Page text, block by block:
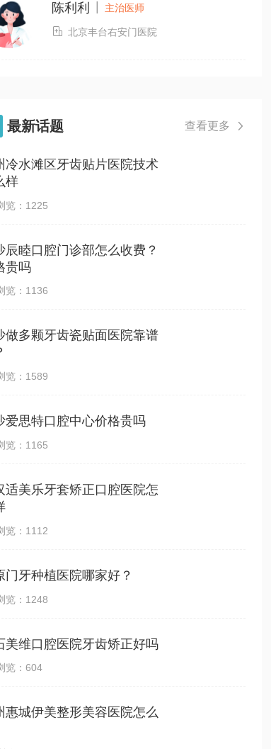
陈利利 主治医师
 北京丰台右安门医院
最新话题 查看更多 
冷水滩区牙齿贴片医院技术
样
览：1225
辰睦口腔门诊部怎么收费？
贵吗
览：1136
做多颗牙齿瓷贴面医院靠谱
览：1589
爱思特口腔中心价格贵吗
览：1165
适美乐牙套矫正口腔医院怎
览：1112
门牙种植医院哪家好？
览：1248
美维口腔医院牙齿矫正好吗
览：604
惠城伊美整形美容医院怎么